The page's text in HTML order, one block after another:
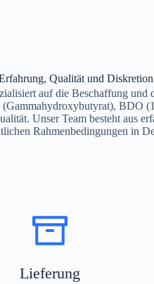
Qualität und Diskretion
auf die Beschaffung
BDO
Unser Team besteht aus
Rahmenbedingungen in
Lieferung